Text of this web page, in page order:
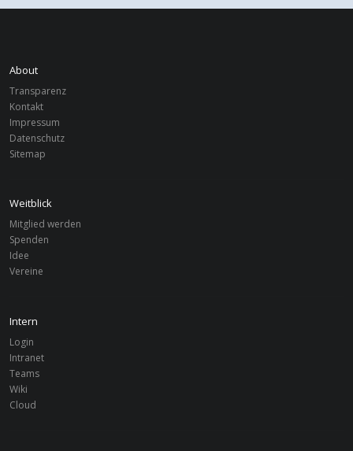
About
Transparenz
Kontakt
Impressum
Datenschutz
Sitemap
Weitblick
Mitglied werden
Spenden
Idee
Vereine
Intern
Login
Intranet
Teams
Wiki
Cloud